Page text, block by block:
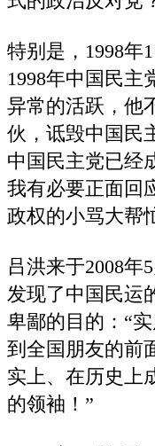
特别是，1998年
1998年中国民
异常的活跃，他
伙，诋毁中国民
中国民主党已经
我有必要正面回
政权的小骂大帮
吕洪来于2008
发现了中国民运
卑鄙的目的：“
到全国朋友的前
实上、在历史上
的领袖！”